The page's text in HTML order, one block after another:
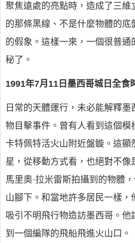
聚焦遠處的亮點時，造成了三維
的那條黑線、不是什麼物體的底
的假象。這樣一來，一個很普通
秘了。
1991年7月11日墨西哥城日全食
日常的天體運行，未必能解釋
物目擊事件。曾有人看到這個模
卡特佩特活火山附近盤鏇。這顯
星，從移動方式看，也絕對不像
馬里奧·拉米雷斯拍攝到的物體
山腳下。和當地許多居民一樣，
吸引不明飛行物造訪墨西哥。他
到一個編隊的飛船飛進火山口。